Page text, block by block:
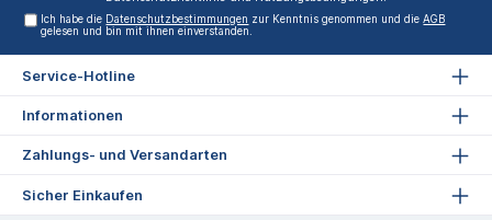
Ich habe die Datenschutzbestimmungen zur Kenntnis genommen und dieAGB
gelesen und bin mit ihnen einverstanden.
Service-Hotline
Informationen
Zahlungs- und Versandarten
Sicher Einkaufen